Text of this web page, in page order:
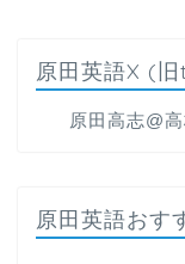
原田英語X (
原田高志@
原田英語おす